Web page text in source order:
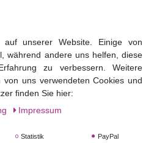
auf unserer Website. Einige von
während andere uns helfen, diese
zu verbessern. Weitere
von uns verwendeten Cookies und
finden Sie hier:
Impressum
Statistik PayPal